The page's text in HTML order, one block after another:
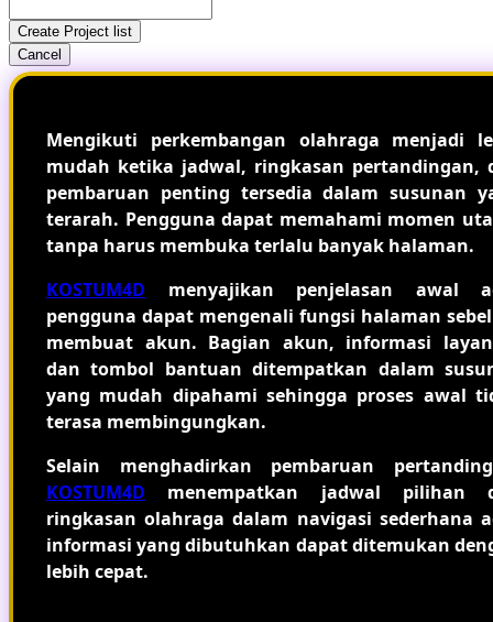
Create Project list
Cancel
Mengikuti perkembangan olahraga menjadi
mudah ketika jadwal, ringkasan pertandingan,
pembaruan penting tersedia dalam susunan
terarah. Pengguna dapat memahami momen
tanpa harus membuka terlalu banyak halaman.
KOSTUM4D menyajikan penjelasan awal
pengguna dapat mengenali fungsi halaman
membuat akun. Bagian akun, informasi
dan tombol bantuan ditempatkan dalam
yang mudah dipahami sehingga proses awal
terasa membingungkan.
Selain menghadirkan pembaruan
KOSTUM4D menempatkan jadwal pilihan
ringkasan olahraga dalam navigasi sederhana
informasi yang dibutuhkan dapat ditemukan
lebih cepat.